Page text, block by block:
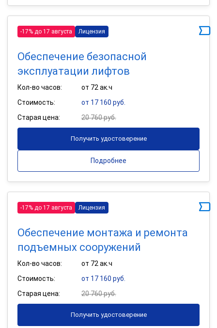
-17% до 17 августа Лицензия
Обеспечение безопасной
эксплуатации лифтов
Кол-во часов:
от 72 ак.ч
Стоимость:
от 17 160 руб.
Старая цена:
20 760 руб.
Получить удостоверение
Подробнее
-17% до 17 августа Лицензия
Обеспечение монтажа и ремонта
подъемных сооружений
Кол-во часов:
от 72 ак.ч
Стоимость:
от 17 160 руб.
Старая цена:
20 760 руб.
Получить удостоверение